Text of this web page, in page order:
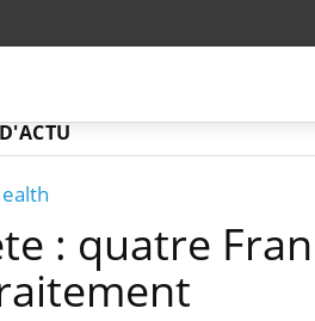
: quatre